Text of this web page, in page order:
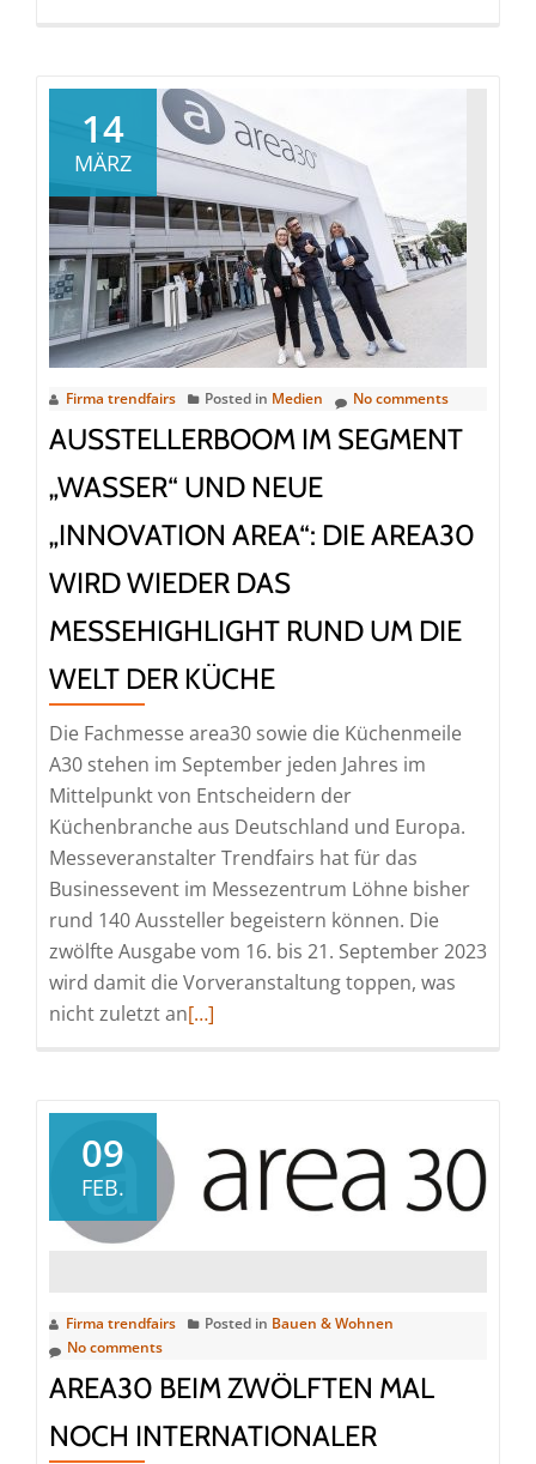
erster
Hand:
Bei
den
Fachmessen
küchenwohntrends
und
möbel
austria
2023
steht
der
how-
Transfer
vorn
14
MÄRZ
Firma trendfairs Posted in Medien No comments
AUSSTELLERBOOM IM SEGMENT
„WASSER“ UND NEUE
„INNOVATION AREA“: DIE AREA30
WIRD WIEDER DAS
MESSEHIGHLIGHT RUND UM DIE
WELT DER KÜCHE
Die Fachmesse area30 sowie die Küchenmeile
A30 stehen im September jeden Jahres im
Mittelpunkt von Entscheidern der
Küchenbranche aus Deutschland und Europa.
Messeveranstalter Trendfairs hat für das
Businessevent im Messezentrum Löhne bisher
rund 140 Aussteller begeistern können. Die
zwölfte Ausgabe vom 16. bis 21. September 2023
wird damit die Vorveranstaltung toppen, was
nicht zuletzt anRead
Segment
„Wasser“
area“:
area30
wieder
[…]
09
FEB.
Firma trendfairs Posted in Bauen & Wohnen
No comments
AREA30 BEIM ZWÖLFTEN MAL
NOCH INTERNATIONALER